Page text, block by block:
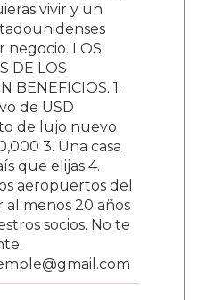
vivir y un
negocio. LOS
DE LOS
BENEFICIOS. 1.
de USD
de lujo nuevo
3. Una casa
que elijas 4.
aeropuertos del
menos 20 años
socios. No te